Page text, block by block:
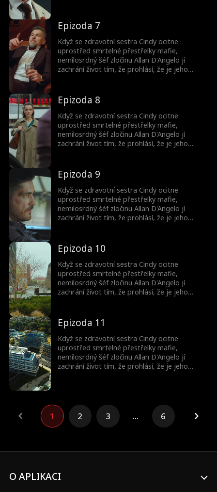
by ji mohla stát život.
Epizoda 7
Když se zdravotní sestra Cindy ocitne
uprostřed smrtelné přestřelky mafie,
nemilosrdný šéf zločinu Allan D'Angelo jí
zachrání život tím, že prohlásí, že je jeho
by ji mohla stát život.
Epizoda 8
Když se zdravotní sestra Cindy ocitne
uprostřed smrtelné přestřelky mafie,
nemilosrdný šéf zločinu Allan D'Angelo jí
zachrání život tím, že prohlásí, že je jeho
by ji mohla stát život.
Epizoda 9
Když se zdravotní sestra Cindy ocitne
uprostřed smrtelné přestřelky mafie,
nemilosrdný šéf zločinu Allan D'Angelo jí
zachrání život tím, že prohlásí, že je jeho
by ji mohla stát život.
Epizoda 10
Když se zdravotní sestra Cindy ocitne
uprostřed smrtelné přestřelky mafie,
nemilosrdný šéf zločinu Allan D'Angelo jí
zachrání život tím, že prohlásí, že je jeho
by ji mohla stát život.
Epizoda 11
Když se zdravotní sestra Cindy ocitne
uprostřed smrtelné přestřelky mafie,
nemilosrdný šéf zločinu Allan D'Angelo jí
zachrání život tím, že prohlásí, že je jeho
1 2 3 ... 6
O APLIKACI